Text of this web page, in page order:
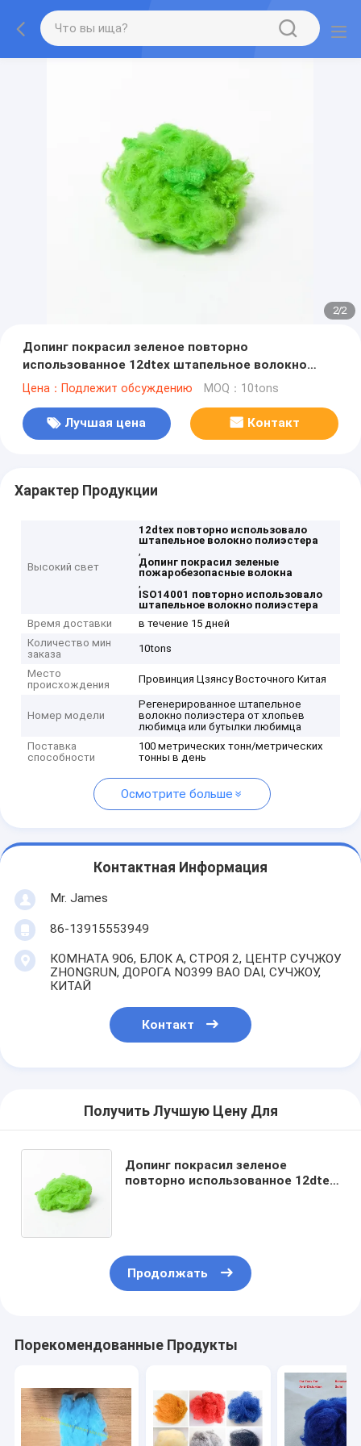
2/2
Допинг покрасил зеленое повторно
использованное 12dtex штапельное волокно
полиэстера для Nonwoven войлока ковра
Цена：Подлежит обсуждению MOQ：10tons
Лучшая цена Контакт
Характер Продукции
Высокий свет
12dtex повторно использовало
штапельное волокно полиэстера
,
Допинг покрасил зеленые
пожаробезопасные волокна
,
ISO14001 повторно использовало
штапельное волокно полиэстера
Время доставки
в течение 15 дней
Количество мин
заказа
10tons
Место
происхождения
Провинция Цзянсу Восточного Китая
Номер модели
Регенерированное штапельное
волокно полиэстера от хлопьев
любимца или бутылки любимца
Поставка
способности
100 метрических тонн/метрических
тонны в день
Осмотрите больше
Контактная Информация
Mr. James
86-13915553949
КОМНАТА 906, БЛОК A, СТРОЯ 2, ЦЕНТР СУЧЖОУ
ZHONGRUN, ДОРОГА NO399 BAO DAI, СУЧЖОУ,
КИТАЙ
Контакт
Получить Лучшую Цену Для
Допинг покрасил зеленое
повторно использованное 12dtex
Продолжать
Порекомендованные Продукты